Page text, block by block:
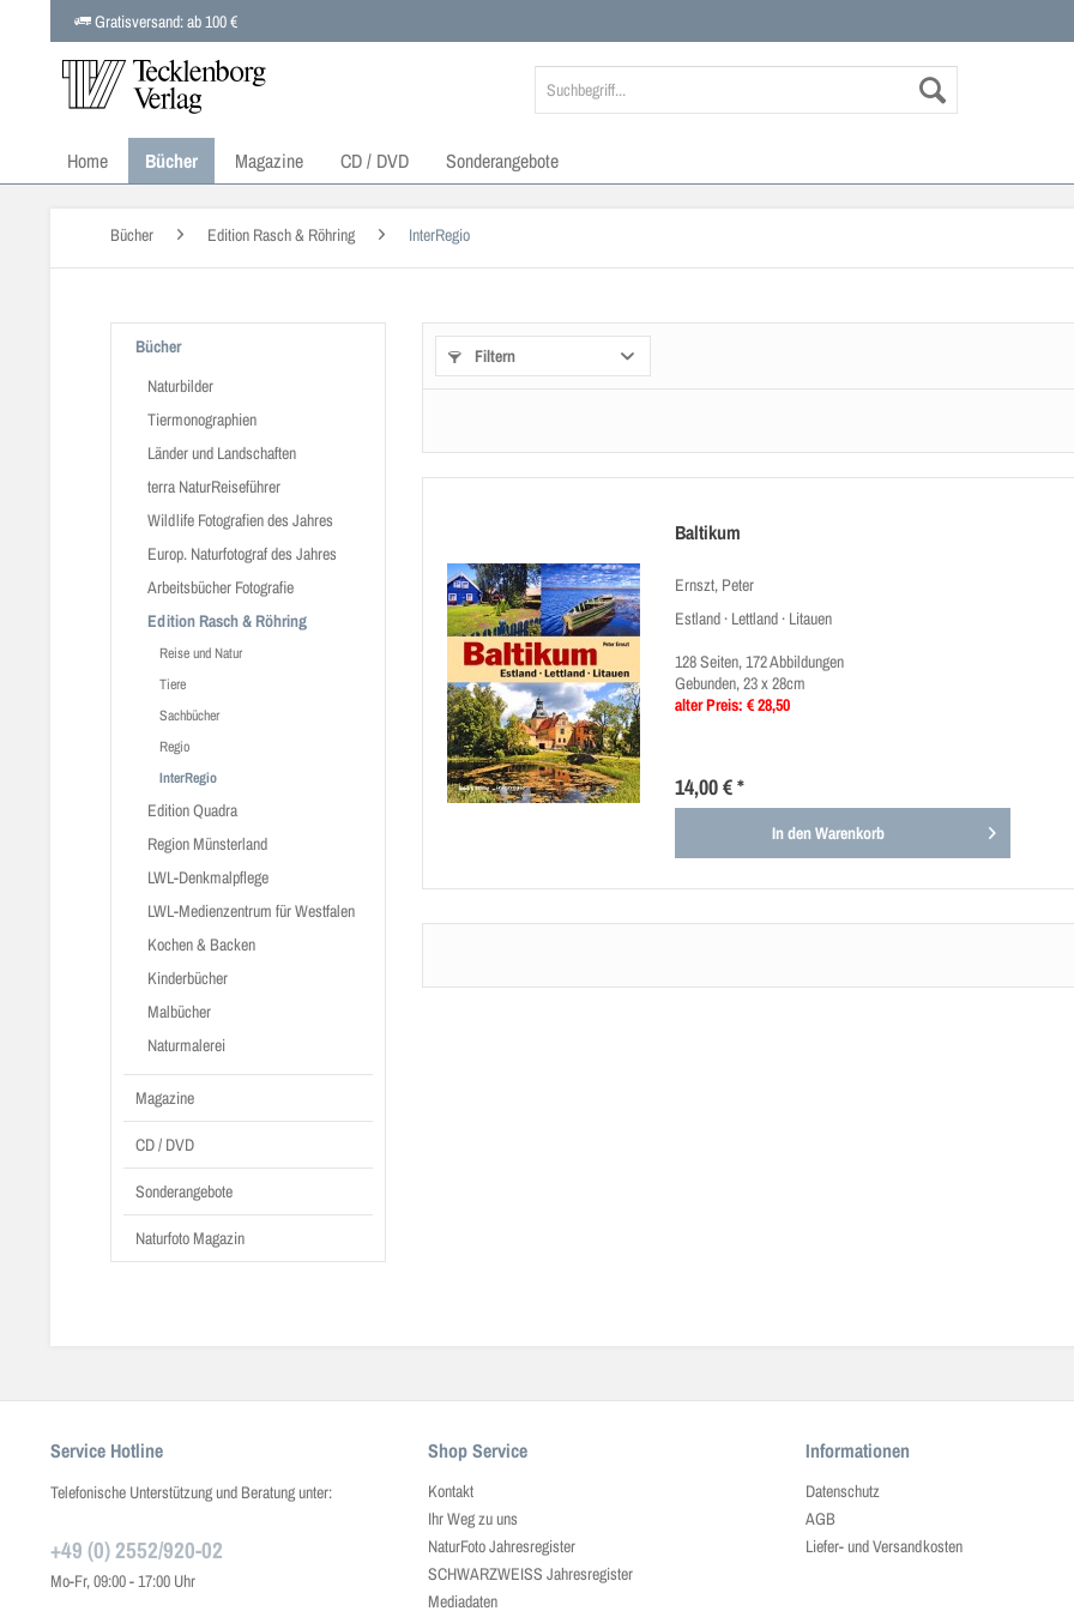
Gratisversand: ab 100 €
Home Bücher Magazine CD / DVD Sonderangebote
Bücher Edition Rasch & Röhring InterRegio
Bücher
Naturbilder
Tiermonographien
Länder und Landschaften
terra NaturReiseführer
Wildlife Fotografien des Jahres
Europ. Naturfotograf des Jahres
Arbeitsbücher Fotografie
Edition Rasch & Röhring
Reise und Natur
Tiere
Sachbücher
Regio
InterRegio
Edition Quadra
Region Münsterland
LWL-Denkmalpflege
LWL-Medienzentrum für Westfalen
Kochen & Backen
Kinderbücher
Malbücher
Naturmalerei
Magazine
CD / DVD
Sonderangebote
Naturfoto Magazin
Filtern
Baltikum
Ernszt, Peter
Estland · Lettland · Litauen
128 Seiten, 172 Abbildungen
Gebunden, 23 x 28cm
alter Preis: € 28,50
14,00 € *
In denWarenkorb
Service Hotline
Telefonische Unterstützung und Beratung unter:
+49 (0) 2552/920-02
Mo-Fr, 09:00 - 17:00 Uhr
Shop Service
Kontakt
Ihr Weg zu uns
NaturFoto Jahresregister
SCHWARZWEISS Jahresregister
Mediadaten
Informationen
Datenschutz
AGB
Liefer- und Versandkosten